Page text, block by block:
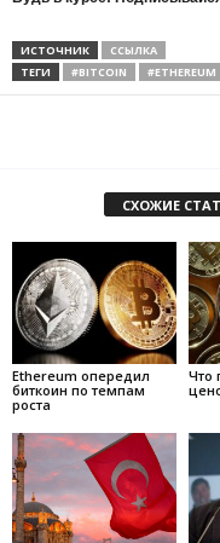
ИСТОЧНИК
ССЫЛКА
ТЕГИ
#BITCOIN #ETHEREUM
СХОЖИЕ
Ethereum опередил
биткоин по темпам
роста
Что